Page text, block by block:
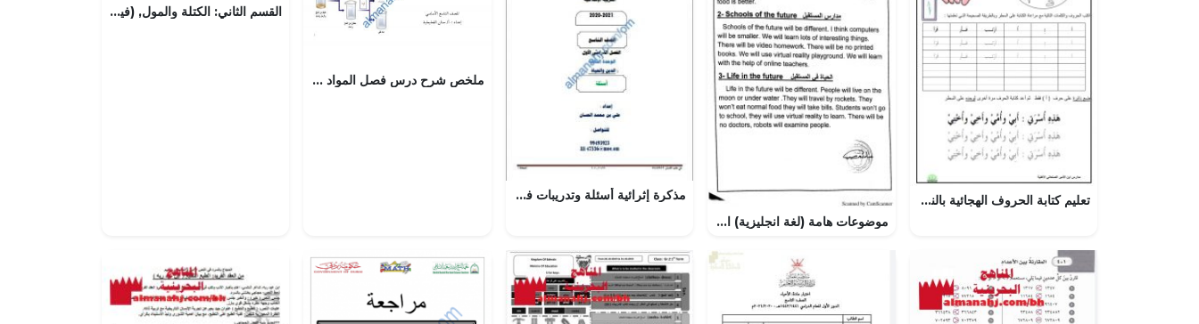
تعليم كتابة الحروف الهجائية بالنقاط
موضوعات هامة (لغة انجليزية) السادس
مذكرة إثرائية أسئلة وتدريبات في الوحدة الثالثة (الدين والحياة) (تربية اسلامية) التاسع
ملخص شرح درس فصل المواد وتنقيتها مع أسئلة اختبارية (كيمياء) التاسع
القسم الثاني: الكتلة والمول, (فيزياء) العاشر المتقدم